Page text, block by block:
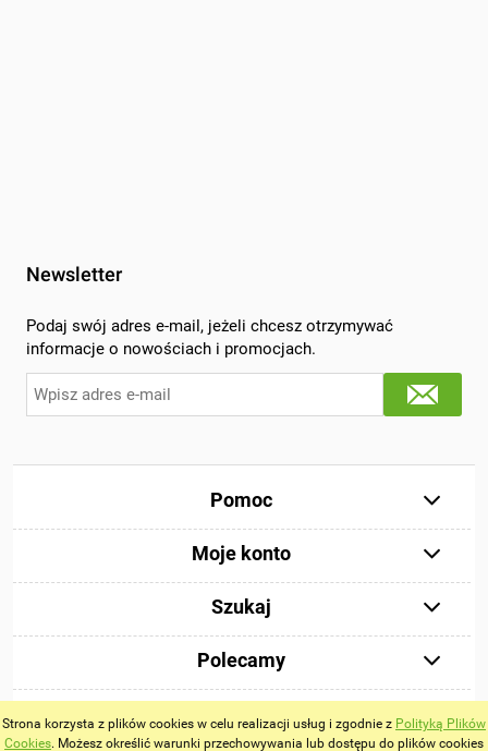
Strona korzysta z plików cookies w celu realizacji usług i zgodnie z Polityką Plików
Cookies. Możesz określić warunki przechowywania lub dostępu do plików cookies
Newsletter
Podaj swój adres e-mail, jeżeli chcesz otrzymywać
informacje o nowościach i promocjach.
Pomoc
Moje konto
Szukaj
Polecamy
Pokaż pełną wersję strony